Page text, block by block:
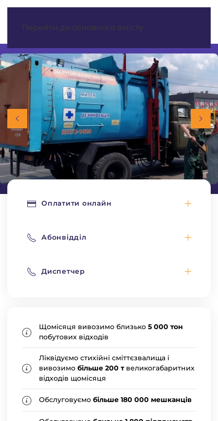
Перейти до основного вмісту
Оплатити онлайн
Абонвідділ
Диспетчер
Щомісяця вивозимо близько 5 000 тон
побутових відходів
Ліквідуємо стихійні сміттєзвалища і
вивозимо більше 200 твеликогабаритних
відходів щомісяця
Обслуговуємо більше 180 000 мешканців